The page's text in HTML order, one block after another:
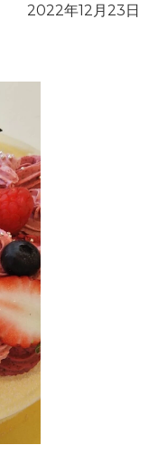
2022年12月23日